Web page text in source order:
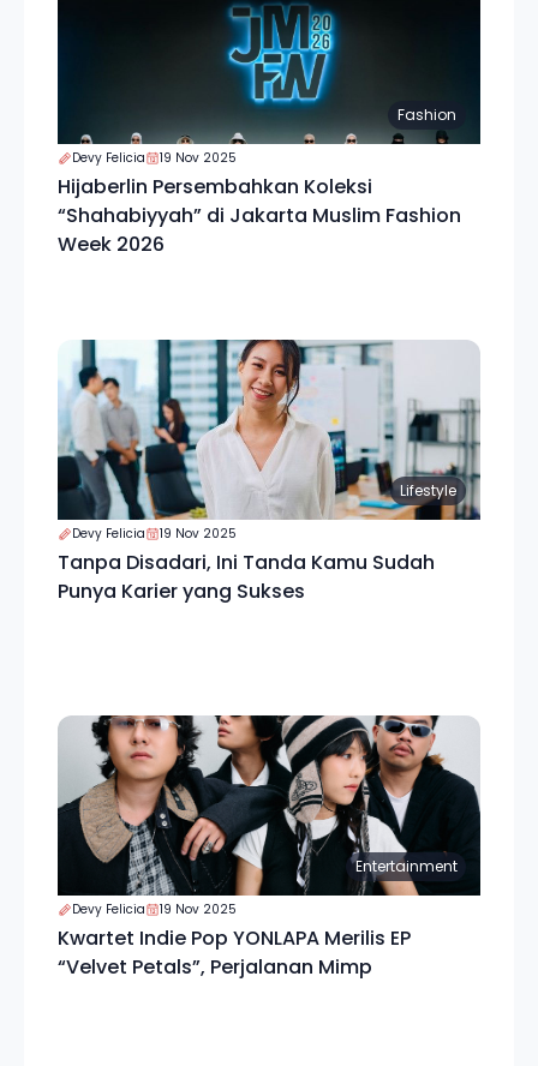
Fashion
Devy Felicia 19 Nov 2025
Hijaberlin Persembahkan Koleksi
“Shahabiyyah” di Jakarta Muslim Fashion
Week 2026
Lifestyle
Devy Felicia 19 Nov 2025
Tanpa Disadari, Ini Tanda Kamu Sudah
Punya Karier yang Sukses
Entertainment
Devy Felicia 19 Nov 2025
Kwartet Indie Pop YONLAPA Merilis EP
“Velvet Petals”, Perjalanan Mimp